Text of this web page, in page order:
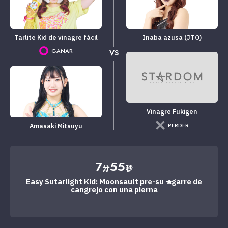
Tarlite Kid de vinagre fácil
GANAR
Amasaki Mitsuyu
VS
Inaba azusa (JTO)
Vinagre Fukigen
PERDER
7分55秒
Easy Sutarlight Kid: Moonsault pre-su → agarre de
cangrejo con una pierna